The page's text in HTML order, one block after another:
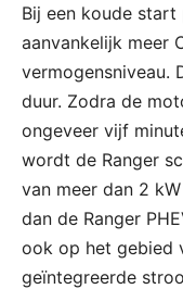
Bij een koude start
aanvankelijk meer
vermogensniveau.
duur. Zodra de
ongeveer vijf
wordt de Ranger
van meer dan 2
dan de Ranger
ook op het gebied
geïntegreerde